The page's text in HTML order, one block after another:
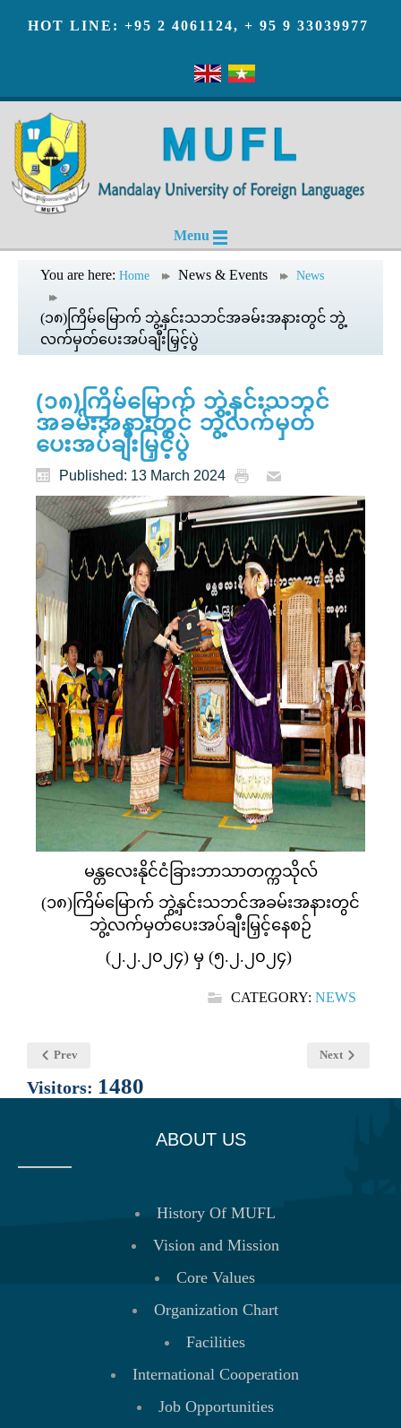
HOT LINE: +95 2 4061124, + 95 9 33039977
Menu
You are here: Home News & Events News
(၁၈)ကြိမ်မြောက် ဘွဲ့နှင်းသဘင်အခမ်းအနားတွင် ဘွဲ့
လက်မှတ်ပေးအပ်ချီးမြှင့်ပွဲ
(၁၈)ကြိမ်မြောက် ဘွဲ့နှင်းသဘင်
အခမ်းအနားတွင် ဘွဲ့လက်မှတ်
ပေးအပ်ချီးမြှင့်ပွဲ
Published: 13 March 2024
မန္တလေးနိုင်ငံခြားဘာသာတက္ကသိုလ်
(၁၈)ကြိမ်မြောက် ဘွဲ့နှင်းသဘင်အခမ်းအနားတွင်
ဘွဲ့လက်မှတ်ပေးအပ်ချီးမြှင့်နေစဉ်
(၂.၂.၂၀၂၄) မှ (၅.၂.၂၀၂၄)
CATEGORY: NEWS
Prev Next
Visitors: 1480
ABOUT US
History Of MUFL
Vision and Mission
Core Values
Organization Chart
Facilities
International Cooperation
Job Opportunities